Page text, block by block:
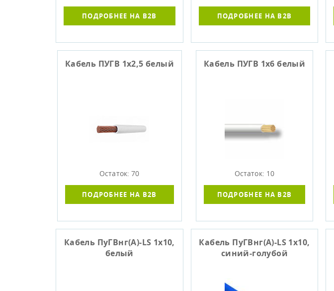
ПОДРОБНЕЕ НА B2B ПОДРОБНЕЕ НА B2B
Кабель ПУГВ 1х2,5 белый
Остаток: 70
ПОДРОБНЕЕ НА B2B
Кабель ПУГВ 1х6 белый
Остаток: 10
ПОДРОБНЕЕ НА B2B
Кабель ПуГВнг(A)-LS 1x10,
белый
Кабель ПуГВнг(A)-LS 1x10,
синий-голубой